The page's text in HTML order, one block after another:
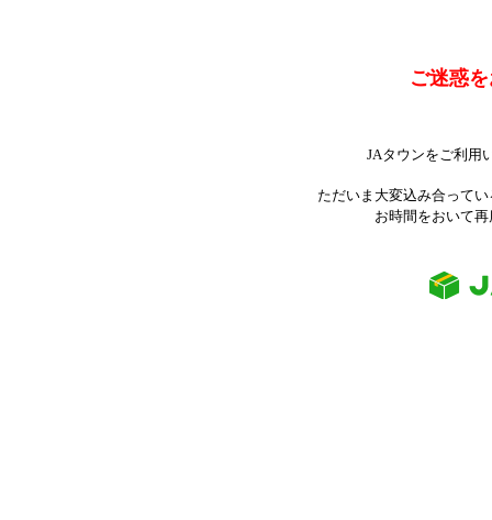
ご迷惑
JAタウンをご利用
ただいま大変込み合って
お時間をおいて